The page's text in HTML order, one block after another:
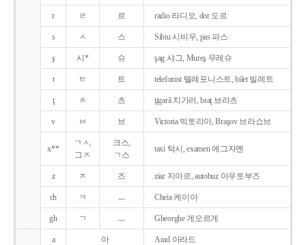
r ㄹ 르 radio 라디오, dor 도르
s ㅅ 스 Sibiu 시비우, pas 파스
ş 시* 슈 şag 샤그, Mureş 무레슈
t ㅌ 트 telefonist 텔레포니스트, bilet 빌레트
ţ ㅊ 츠 ţigarǎ 치가러, braţ 브라츠
v ㅂ 브 Victoria 빅토리아, Braşov 브라쇼브
x**
ㄱㅅ,
그ㅈ
크스,
ㄱ스
taxi 탁시, examen 에그자멘
z ㅈ 즈 ziar 지아르, autobuz 아우토부즈
ch ㅋ ㅡ Cheia 케이아
gh ㄱ ㅡ Gheorghe 게오르게
a 아 Arad 아라드